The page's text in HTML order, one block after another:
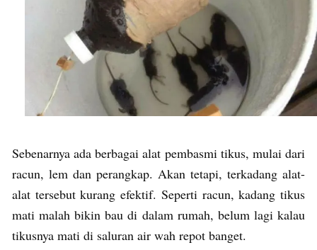
Sebenarnya ada berbagai alat pembasmi tikus, mulai dari
racun, lem dan perangkap. Akan tetapi, terkadang alat-
alat tersebut kurang efektif. Seperti racun, kadang tikus
mati malah bikin bau di dalam rumah, belum lagi kalau
tikusnya mati di saluran air wah repot banget.